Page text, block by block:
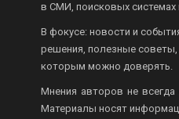
в СМИ, поисковых системах
В фокусе: новости и
решения, полезные советы,
которым можно доверять.
Мнения авторов не
Материалы носят